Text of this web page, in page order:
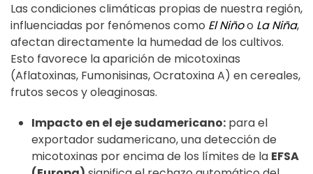
Las condiciones climáticas propias de nuestra región,
influenciadas por fenómenos como El Niñoo La Niña,
afectan directamente la humedad de los cultivos.
Esto favorece la aparición de micotoxinas
(Aflatoxinas, Fumonisinas, Ocratoxina A) en cereales,
frutos secos y oleaginosas.
Impacto en el eje sudamericano: para el
exportador sudamericano, una detección de
micotoxinas por encima de los límites de la EFSA